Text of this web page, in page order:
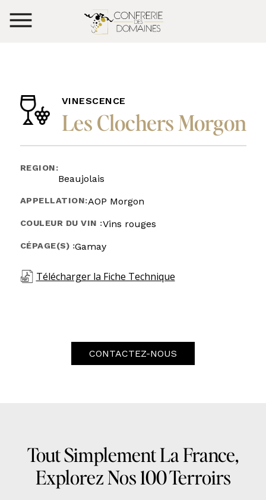
VINESCENCE
Les Clochers Morgon
REGION:
Beaujolais
APPELLATION:AOP Morgon
COULEUR DU VIN :Vins rouges
CÉPAGE(S) :Gamay
Télécharger la Fiche Technique
CONTACTEZ-NOUS
Tout Simplement La France,
Explorez Nos 100 Terroirs